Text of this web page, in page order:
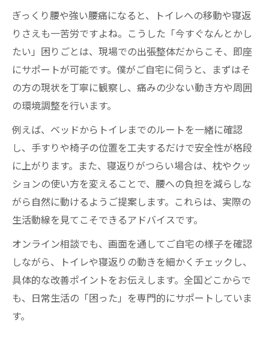
ぎっくり腰や強い腰痛になると、トイレへの移動や寝返
りさえも一苦労ですよね。こうした「今すぐなんとかし
たい」困りごとは、現場での出張整体だからこそ、即座
にサポートが可能です。僕がご自宅に伺うと、まずはそ
の方の現状を丁寧に観察し、痛みの少ない動き方や周囲
の環境調整を行います。
例えば、ベッドからトイレまでのルートを一緒に確認
し、手すりや椅子の位置を工夫するだけで安全性が格段
に上がります。また、寝返りがつらい場合は、枕やクッ
ションの使い方を変えることで、腰への負担を減らしな
がら自然に動けるようご提案します。これらは、実際の
生活動線を見てこそできるアドバイスです。
オンライン相談でも、画面を通してご自宅の様子を確認
しながら、トイレや寝返りの動きを細かくチェックし、
具体的な改善ポイントをお伝えします。全国どこからで
も、日常生活の「困った」を専門的にサポートしていま
す。